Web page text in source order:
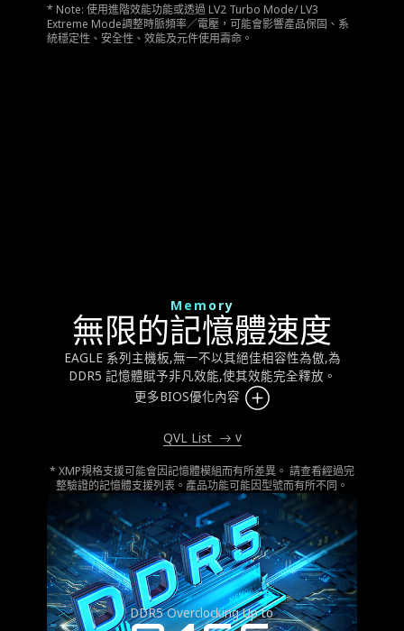
* Note: 使用進階效能功能或透過 LV2 Turbo Mode/ LV3
Extreme Mode調整時脈頻率／電壓，可能會影響產品保固、系
統穩定性、安全性、效能及元件使用壽命。
Memory
無限的記憶體速度
EAGLE 系列主機板,無一不以其絕佳相容性為傲,為
DDR5 記憶體賦予非凡效能,使其效能完全釋放。
更多BIOS優化內容
QVL List v
* XMP規格支援可能會因記憶體模組而有所差異。 請查看經過完
整驗證的記憶體支援列表。產品功能可能因型號而有所不同。
DDR5 Overclocking Up to